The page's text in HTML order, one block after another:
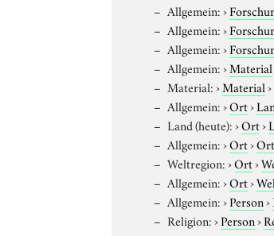
Allgemein:›
Allgemein:›
Allgemein:›
Allgemein:›Material
Material:›Material›
Allgemein:›Ort›
Land (heute):›Ort›
Allgemein:›Ort›
Weltregion:›Ort›
Allgemein:›Ort›
Allgemein:›Person›
Religion:›Person›